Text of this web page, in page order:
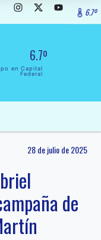
6.7º
6.7º
en Capital
Federal
28 de julio de 2025
de